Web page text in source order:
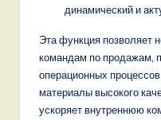
динамический и
Эта функция позволяет
командам по продажам,
операционных
материалы высокого
ускоряет внутреннюю